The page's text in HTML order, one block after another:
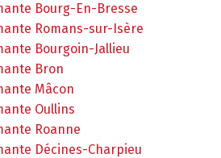
Bourg-En-Bresse
Romans-sur-Isère
Bourgoin-Jallieu
Bron
Mâcon
Oullins
Roanne
Décines-Charpieu